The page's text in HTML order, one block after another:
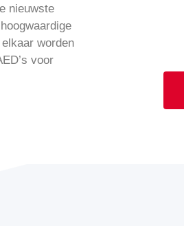
nieuwste
worden
voor